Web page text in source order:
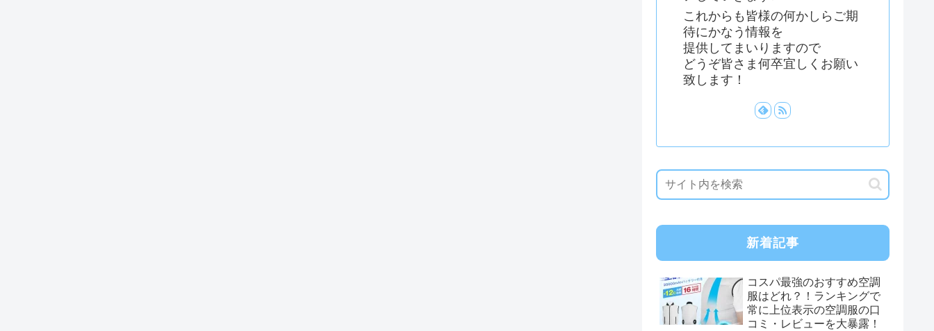
これからも皆様の何かしらご期
待にかなう情報を
提供してまいりますので
どうぞ皆さま何卒宜しくお願い
致します！
新着記事
コスパ最強のおすすめ空調
服はどれ？！ランキングで
常に上位表示の空調服の口
コミ・レビューを大暴露！